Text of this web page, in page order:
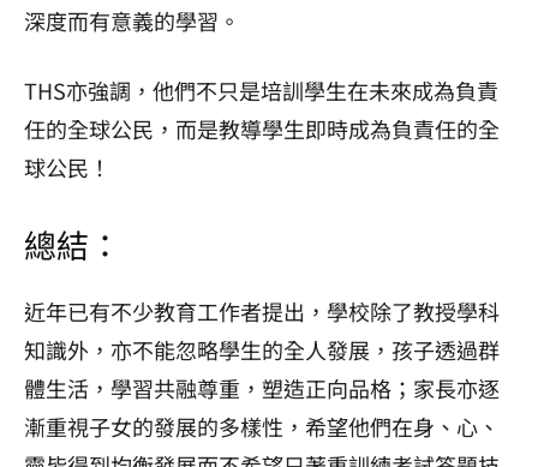
深度而有意義的學習。
THS亦強調，他們不只是培訓學生在未來成為負責
任的全球公民，而是教導學生即時成為負責任的全
球公民！
總結：
近年已有不少教育工作者提出，學校除了教授學科
知識外，亦不能忽略學生的全人發展，孩子透過群
體生活，學習共融尊重，塑造正向品格；家長亦逐
漸重視子女的發展的多樣性，希望他們在身、心、